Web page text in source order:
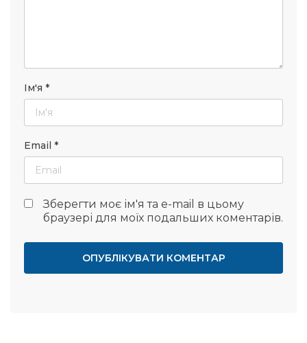
Ім'я *
Email *
Зберегти моє ім'я та e-mail в цьому
браузері для моїх подальших коментарів.